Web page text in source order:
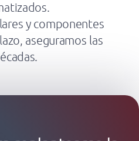
y componentes
aseguramos las